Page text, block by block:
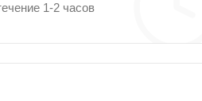
1-2 часов